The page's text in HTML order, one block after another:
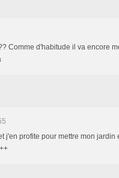
Comme d'habitude il va encore
j'en profite pour mettre mon jardin